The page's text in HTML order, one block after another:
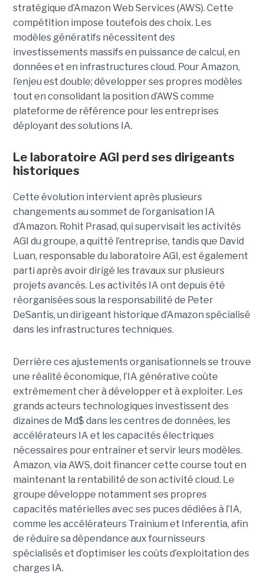
stratégique d’Amazon Web Services (AWS). Cette
compétition impose toutefois des choix. Les
modèles génératifs nécessitent des
investissements massifs en puissance de calcul, en
données et en infrastructures cloud. Pour Amazon,
l’enjeu est double; développer ses propres modèles
tout en consolidant la position d’AWS comme
plateforme de référence pour les entreprises
déployant des solutions IA.
Le laboratoire AGI perd ses dirigeants
historiques
Cette évolution intervient après plusieurs
changements au sommet de l’organisation IA
d’Amazon. Rohit Prasad, qui supervisait les activités
AGI du groupe, a quitté l’entreprise, tandis que David
Luan, responsable du laboratoire AGI, est également
parti après avoir dirigé les travaux sur plusieurs
projets avancés. Les activités IA ont depuis été
réorganisées sous la responsabilité de Peter
DeSantis, un dirigeant historique d’Amazon spécialisé
dans les infrastructures techniques.
Derrière ces ajustements organisationnels se trouve
une réalité économique, l’IA générative coûte
extrêmement cher à développer et à exploiter. Les
grands acteurs technologiques investissent des
dizaines de Md$ dans les centres de données, les
accélérateurs IA et les capacités électriques
nécessaires pour entraîner et servir leurs modèles.
Amazon, via AWS, doit financer cette course tout en
maintenant la rentabilité de son activité cloud. Le
groupe développe notamment ses propres
capacités matérielles avec ses puces dédiées à l’IA,
comme les accélérateurs Trainium et Inferentia, afin
de réduire sa dépendance aux fournisseurs
spécialisés et d’optimiser les coûts d’exploitation des
charges IA.